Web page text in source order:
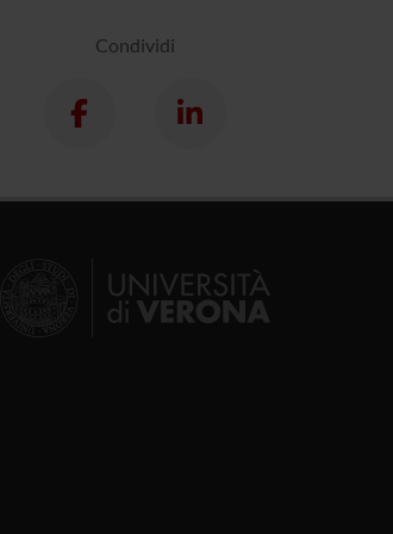
Condividi